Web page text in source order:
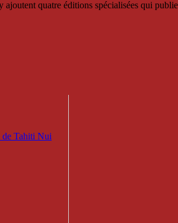
quatre éditions spécialisées qui
de Tahiti Nui